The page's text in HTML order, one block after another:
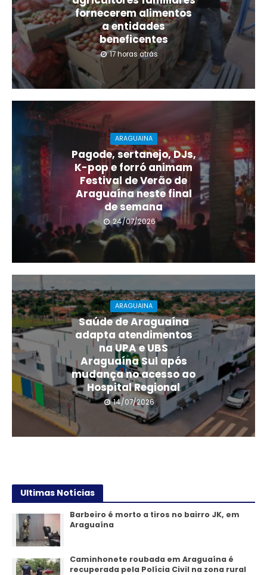
fornecerem alimentos
a entidades
beneficentes
17 horas atrás
ARAGUAINA
Pagode, sertanejo, DJs,
K-pop e forró animam
Festival de Verão de
Araguaína neste final
de semana
24/07/2026
ARAGUAINA
Saúde de Araguaína
adapta atendimentos
na UPA e UBS
Araguaína Sul após
mudança no acesso ao
Hospital Regional
14/07/2026
Ultimas Notícias
Barbeiro é morto a tiros no bairro JK, em
Araguaína
Caminhonete roubada em Araguaína é
recuperada pela Polícia Civil na zona rural